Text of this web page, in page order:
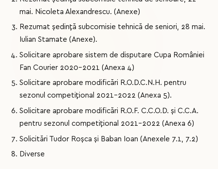
mai. Nicoleta Alexandrescu. (Anexe)
Rezumat ședință subcomisie tehnică de seniori, 28 mai.
Iulian Stamate (Anexe).
Solicitare aprobare sistem de disputare Cupa României
Fan Courier 2020-2021 (Anexa 4)
Solicitare aprobare modificări R.O.D.C.N.H. pentru
sezonul competițional 2021-2022 (Anexa 5).
Solicitare aprobare modificări R.O.F. C.C.O.D. și C.C.A.
pentru sezonul competițional 2021-2022 (Anexa 6)
Solicitări Tudor Roșca și Baban Ioan (Anexele 7.1, 7.2)
Diverse